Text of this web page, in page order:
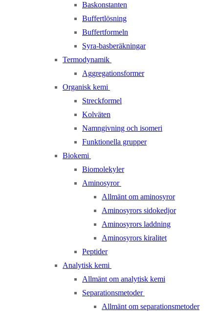
Baskonstanten
Buffertlösning
Buffertformeln
Syra-basberäkningar
Termodynamik
Aggregationsformer
Organisk kemi
Streckformel
Kolväten
Namngivning och isomeri
Funktionella grupper
Biokemi
Biomolekyler
Aminosyror
Allmänt om aminosyror
Aminosyrors sidokedjor
Aminosyrors laddning
Aminosyrors kiralitet
Peptider
Analytisk kemi
Allmänt om analytisk kemi
Separationsmetoder
Allmänt om separationsmetoder